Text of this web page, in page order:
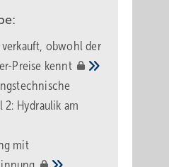
verkauft, obwohl der
Preise kennt
2: Hydraulik am
mit